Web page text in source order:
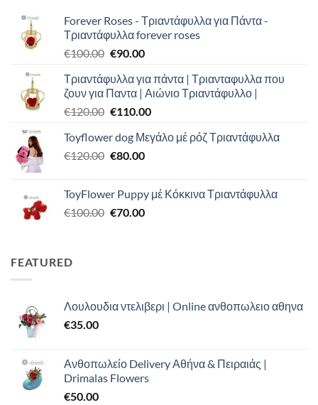
Forever Roses - Τριαντάφυλλα για Πάντα -
Τριαντάφυλλα forever roses
€100.00 Original
was:
€100.00.
€90.00Η
τιμή
είναι:
€90.00.
Τριαντάφυλλα για πάντα | Τριανταφυλλα που
ζουν για Παντα | Αιώνιο Τριαντάφυλλο |
€120.00 Original
was:
€120.00.
€110.00Η
τιμή
Toyflower dog Μεγάλο μέ ρόζ Τριαντάφυλλα
€120.00 Original
€120.00.
€80.00Η
είναι:
€80.00.
ToyFlower Puppy μέ Κόκκινα Τριαντάφυλλα
€100.00 Original
€70.00Η
FEATURED
Λουλουδια ντελιβερι | Online ανθοπωλειο αθηνα
€35.00
Ανθοπωλείο Delivery Αθήνα & Πειραιάς |
Drimalas Flowers
€50.00